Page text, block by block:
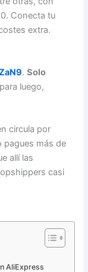
Conecta tu
extra.
.Solo
luego,
circula por
pagues más de
allí las
casi
AliExpress